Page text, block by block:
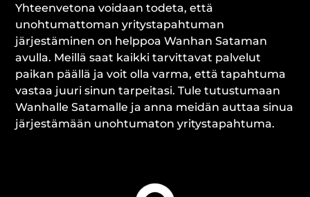
Yhteenvetona voidaan todeta, että
unohtumattoman yritystapahtuman
järjestäminen on helppoa Wanhan Sataman
avulla. Meillä saat kaikki tarvittavat palvelut
paikan päällä ja voit olla varma, että tapahtuma
vastaa juuri sinun tarpeitasi. Tule tutustumaan
Wanhalle Satamalle ja anna meidän auttaa sinua
järjestämään unohtumaton yritystapahtuma.